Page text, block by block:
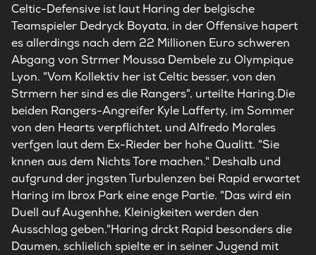
Celtic-Defensive ist laut Haring der belgische
Teamspieler Dedryck Boyata, in der Offensive hapert
es allerdings nach dem 22 Millionen Euro schweren
Abgang von Strmer Moussa Dembele zu Olympique
Lyon. "Vom Kollektiv her ist Celtic besser, von den
Strmern her sind es die Rangers", urteilte Haring.Die
beiden Rangers-Angreifer Kyle Lafferty, im Sommer
von den Hearts verpflichtet, und Alfredo Morales
verfgen laut dem Ex-Rieder ber hohe Qualitt. "Sie
knnen aus dem Nichts Tore machen." Deshalb und
aufgrund der jngsten Turbulenzen bei Rapid erwartet
Haring im Ibrox Park eine enge Partie. "Das wird ein
Duell auf Augenhhe, Kleinigkeiten werden den
Ausschlag geben."Haring drckt Rapid besonders die
Daumen, schlielich spielte er in seiner Jugend mit